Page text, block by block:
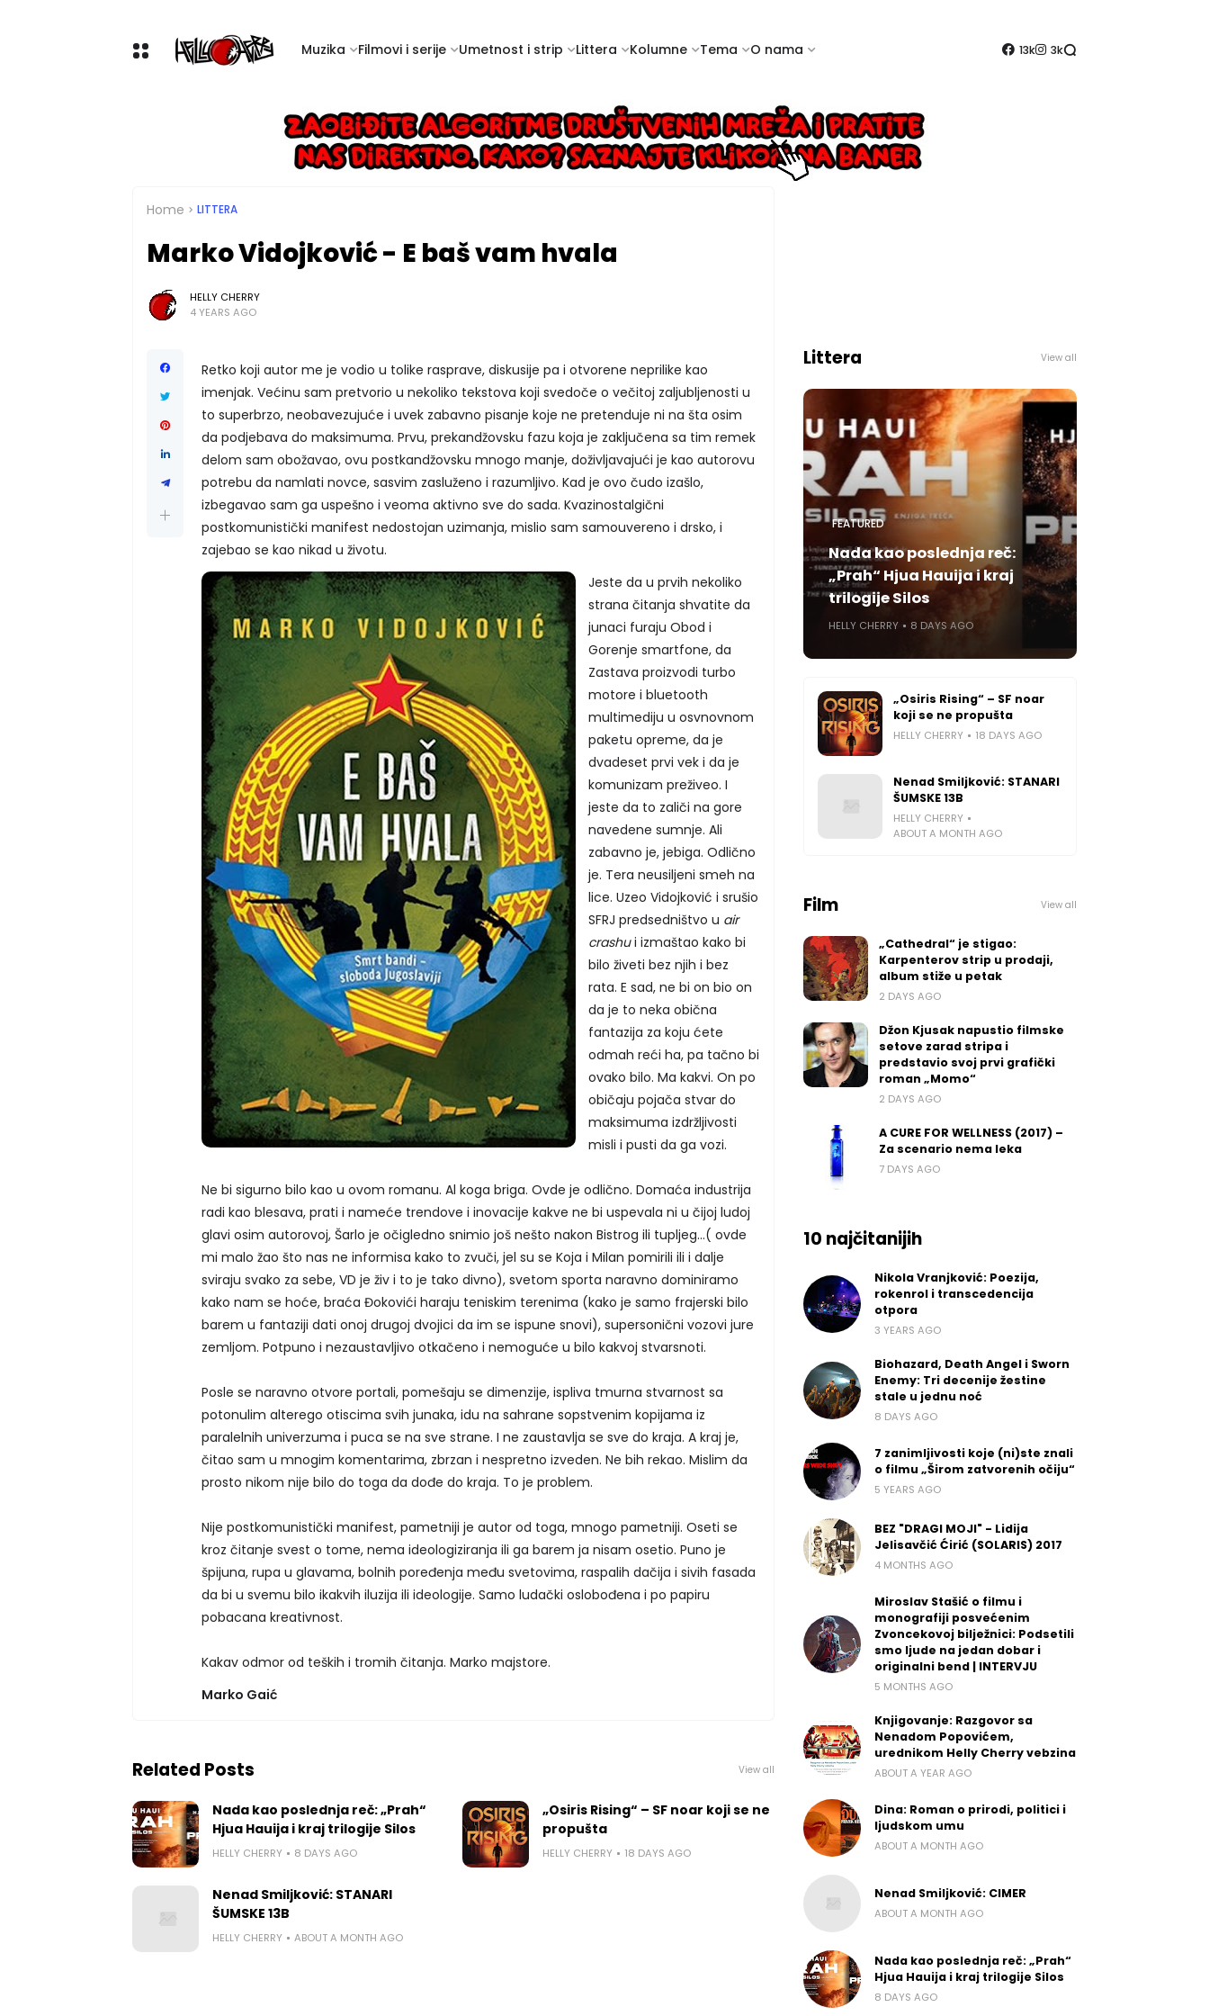
Muzika Filmovi i serije Umetnost i strip Littera Kolumne Tema O nama 13k 3k
Home LITTERA
Marko Vidojković - E baš vam hvala
HELLY CHERRY
4 YEARS AGO
Retko koji autor me je vodio u tolike rasprave, diskusije pa i otvorene neprilike kao
imenjak. Većinu sam pretvorio u nekoliko tekstova koji svedoče o večitoj zaljubljenosti u
to superbrzo, neobavezujuće i uvek zabavno pisanje koje ne pretenduje ni na šta osim
da podjebava do maksimuma. Prvu, prekandžovsku fazu koja je zaključena sa tim remek
delom sam obožavao, ovu postkandžovsku mnogo manje, doživljavajući je kao autorovu
potrebu da namlati novce, sasvim zasluženo i razumljivo. Kad je ovo čudo izašlo,
izbegavao sam ga uspešno i veoma aktivno sve do sada. Kvazinostalgični
postkomunistički manifest nedostojan uzimanja, mislio sam samouvereno i drsko, i
zajebao se kao nikad u životu.
Jeste da u prvih nekoliko
strana čitanja shvatite da
junaci furaju Obod i
Gorenje smartfone, da
Zastava proizvodi turbo
motore i bluetooth
multimediju u osvnovnom
paketu opreme, da je
dvadeset prvi vek i da je
komunizam preživeo. I
jeste da to zaliči na gore
navedene sumnje. Ali
zabavno je, jebiga. Odlično
je. Tera neusiljeni smeh na
lice. Uzeo Vidojković i srušio
SFRJ predsedništvo u air
crashui izmaštao kako bi
bilo živeti bez njih i bez
rata. E sad, ne bi on bio on
da je to neka obična
fantazija za koju ćete
odmah reći ha, pa tačno bi
ovako bilo. Ma kakvi. On po
običaju pojača stvar do
maksimuma izdržljivosti
misli i pusti da ga vozi.
Ne bi sigurno bilo kao u ovom romanu. Al koga briga. Ovde je odlično. Domaća industrija
radi kao blesava, prati i nameće trendove i inovacije kakve ne bi uspevala ni u čijoj ludoj
glavi osim autorovoj, Šarlo je očigledno snimio još nešto nakon Bistrog ili tupljeg…( ovde
mi malo žao što nas ne informisa kako to zvuči, jel su se Koja i Milan pomirili ili i dalje
sviraju svako za sebe, VD je živ i to je tako divno), svetom sporta naravno dominiramo
kako nam se hoće, braća Đokovići haraju teniskim terenima (kako je samo frajerski bilo
barem u fantaziji dati onoj drugoj dvojici da im se ispune snovi), supersonični vozovi jure
zemljom. Potpuno i nezaustavljivo otkačeno i nemoguće u bilo kakvoj stvarsnoti.
Posle se naravno otvore portali, pomešaju se dimenzije, ispliva tmurna stvarnost sa
potonulim alterego otiscima svih junaka, idu na sahrane sopstvenim kopijama iz
paralelnih univerzuma i puca se na sve strane. I ne zaustavlja se sve do kraja. A kraj je,
čitao sam u mnogim komentarima, zbrzan i nespretno izveden. Ne bih rekao. Mislim da
prosto nikom nije bilo do toga da dođe do kraja. To je problem.
Nije postkomunistički manifest, pametniji je autor od toga, mnogo pametniji. Oseti se
kroz čitanje svest o tome, nema ideologiziranja ili ga barem ja nisam osetio. Puno je
špijuna, rupa u glavama, bolnih poređenja među svetovima, raspalih dačija i sivih fasada
da bi u svemu bilo ikakvih iluzija ili ideologije. Samo ludački oslobođena i po papiru
pobacana kreativnost.
Kakav odmor od teških i tromih čitanja. Marko majstore.
Marko Gaić
Related Posts View all
Nada kao poslednja reč: „Prah“
Hjua Hauija i kraj trilogije Silos
HELLY CHERRY 8 DAYS AGO
„Osiris Rising“ – SF noar koji se ne
propušta
HELLY CHERRY 18 DAYS AGO
Nenad Smiljković: STANARI
ŠUMSKE 13B
HELLY CHERRY ABOUT A MONTH AGO
Littera View all
FEATURED
Nada kao poslednja reč:
„Prah“ Hjua Hauija i kraj
trilogije Silos
HELLY CHERRY 8 DAYS AGO
„Osiris Rising“ – SF noar
koji se ne propušta
HELLY CHERRY 18 DAYS AGO
Nenad Smiljković: STANARI
ŠUMSKE 13B
HELLY CHERRY
ABOUT A MONTH AGO
Film View all
„Cathedral“ je stigao:
Karpenterov strip u prodaji,
album stiže u petak
2 DAYS AGO
Džon Kjusak napustio filmske
setove zarad stripa i
predstavio svoj prvi grafički
roman „Momo“
2 DAYS AGO
A CURE FOR WELLNESS (2017) –
Za scenario nema leka
7 DAYS AGO
10 najčitanijih
Nikola Vranjković: Poezija,
rokenrol i transcedencija
otpora
3 YEARS AGO
Biohazard, Death Angel i Sworn
Enemy: Tri decenije žestine
stale u jednu noć
8 DAYS AGO
7 zanimljivosti koje (ni)ste znali
o filmu „Širom zatvorenih očiju“
5 YEARS AGO
BEZ "DRAGI MOJI" - Lidija
Jelisavčić Ćirić (SOLARIS) 2017
4 MONTHS AGO
Miroslav Stašić o filmu i
monografiji posvećenim
Zvoncekovoj bilježnici: Podsetili
smo ljude na jedan dobar i
originalni bend | INTERVJU
5 MONTHS AGO
Knjigovanje: Razgovor sa
Nenadom Popovićem,
urednikom Helly Cherry vebzina
ABOUT A YEAR AGO
Dina: Roman o prirodi, politici i
ljudskom umu
ABOUT A MONTH AGO
Nenad Smiljković: CIMER
ABOUT A MONTH AGO
Nada kao poslednja reč: „Prah“
Hjua Hauija i kraj trilogije Silos
8 DAYS AGO